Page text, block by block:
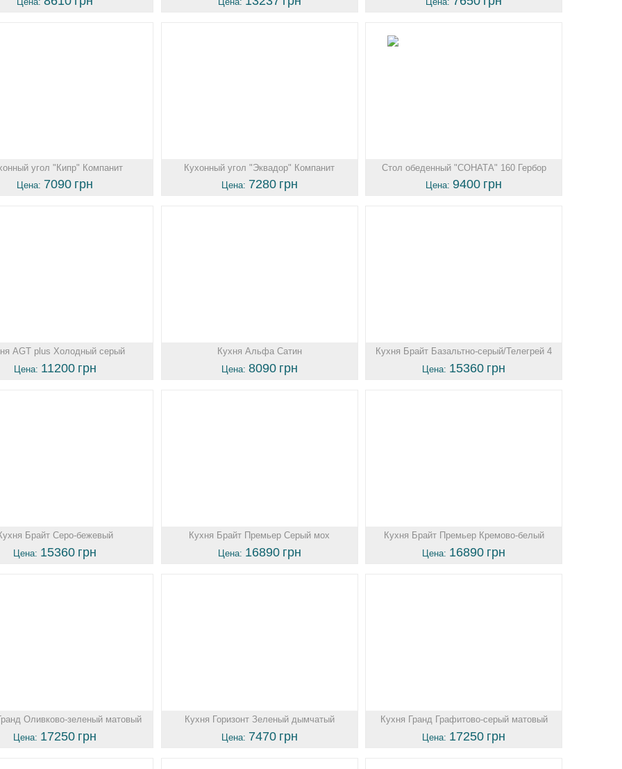
угол "Кипр" Компанит
Цена: 7090 грн
Кухонный угол "Эквадор" Компанит
Цена: 7280 грн
Стол обеденный "СОНАТА" 160 Гербор
Цена:9400 грн
AGT plus Холодный серый
Цена: 11200 грн
Кухня Альфа Сатин
Цена: 8090 грн
Кухня Брайт Базальтно-серый/Телегрей 4
Цена: 15360 грн
Брайт Серо-бежевый
Цена: 15360 грн
Кухня Брайт Премьер Серый мох
Цена: 16890 грн
Кухня Брайт Премьер Кремово-белый
Цена: 16890 грн
Оливково-зеленый матовый
Цена: 17250 грн
Кухня Горизонт Зеленый дымчатый
Цена: 7470 грн
Кухня Гранд Графитово-серый матовый
Цена: 17250 грн